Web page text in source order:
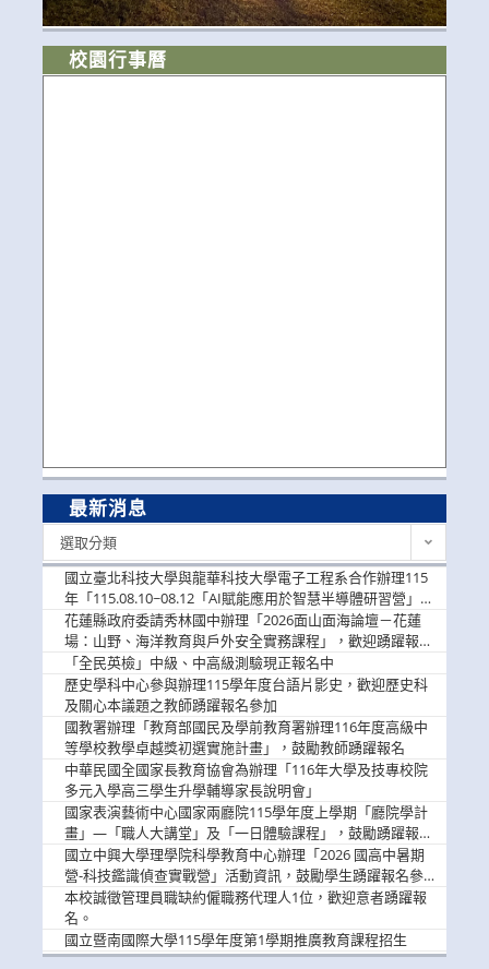
校園行事曆
最新消息
選取分類
國立臺北科技大學與龍華科技大學電子工程系合作辦理115
年「115.08.10~08.12「AI賦能應用於智慧半導體研習營」，
歡迎學生踴躍報名參加
花蓮縣政府委請秀林國中辦理「2026面山面海論壇－花蓮
場：山野、海洋教育與戶外安全實務課程」，歡迎踴躍報名
參加
「全民英檢」中級、中高級測驗現正報名中
歷史學科中心參與辦理115學年度台語片影史，歡迎歷史科
及關心本議題之教師踴躍報名參加
國教署辦理「教育部國民及學前教育署辦理116年度高級中
等學校教學卓越獎初選實施計畫」，鼓勵教師踴躍報名
中華民國全國家長教育協會為辦理「116年大學及技專校院
多元入學高三學生升學輔導家長說明會」
國家表演藝術中心國家兩廳院115學年度上學期「廳院學計
畫」—「職人大講堂」及「一日體驗課程」，鼓勵踴躍報名
參與。
國立中興大學理學院科學教育中心辦理「2026 國高中暑期
營-科技鑑識偵查實戰營」活動資訊，鼓勵學生踴躍報名參
加。
本校誠徵管理員職缺約僱職務代理人1位，歡迎意者踴躍報
名。
國立暨南國際大學115學年度第1學期推廣教育課程招生